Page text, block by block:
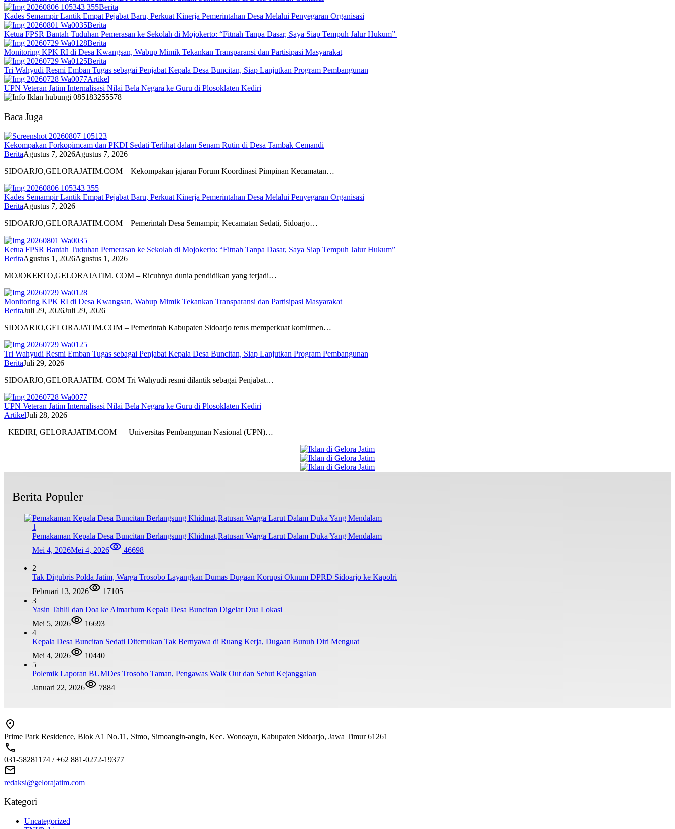
Berita
Kades Semampir Lantik Empat Pejabat Baru, Perkuat Kinerja Pemerintahan Desa Melalui Penyegaran Organisasi
Berita
Ketua FPSR Bantah Tuduhan Pemerasan ke Sekolah di Mojokerto: “Fitnah Tanpa Dasar, Saya Siap Tempuh Jalur Hukum”
Berita
Monitoring KPK RI di Desa Kwangsan, Wabup Mimik Tekankan Transparansi dan Partisipasi Masyarakat
Berita
Tri Wahyudi Resmi Emban Tugas sebagai Penjabat Kepala Desa Buncitan, Siap Lanjutkan Program Pembangunan
Artikel
UPN Veteran Jatim Internalisasi Nilai Bela Negara ke Guru di Plosoklaten Kediri
Baca Juga
Kekompakan Forkopimcam dan PKDI Sedati Terlihat dalam Senam Rutin di Desa Tambak Cemandi
BeritaAgustus 7, 2026Agustus 7, 2026
SIDOARJO,GELORAJATIM.COM – Kekompakan jajaran Forum Koordinasi Pimpinan Kecamatan…
Kades Semampir Lantik Empat Pejabat Baru, Perkuat Kinerja Pemerintahan Desa Melalui Penyegaran Organisasi
BeritaAgustus 7, 2026
SIDOARJO,GELORAJATIM.COM – Pemerintah Desa Semampir, Kecamatan Sedati, Sidoarjo…
Ketua FPSR Bantah Tuduhan Pemerasan ke Sekolah di Mojokerto: “Fitnah Tanpa Dasar, Saya Siap Tempuh Jalur Hukum”
BeritaAgustus 1, 2026Agustus 1, 2026
MOJOKERTO,GELORAJATIM. COM – Ricuhnya dunia pendidikan yang terjadi…
Monitoring KPK RI di Desa Kwangsan, Wabup Mimik Tekankan Transparansi dan Partisipasi Masyarakat
BeritaJuli 29, 2026Juli 29, 2026
SIDOARJO,GELORAJATIM.COM – Pemerintah Kabupaten Sidoarjo terus memperkuat komitmen…
Tri Wahyudi Resmi Emban Tugas sebagai Penjabat Kepala Desa Buncitan, Siap Lanjutkan Program Pembangunan
BeritaJuli 29, 2026
SIDOARJO,GELORAJATIM. COM Tri Wahyudi resmi dilantik sebagai Penjabat…
UPN Veteran Jatim Internalisasi Nilai Bela Negara ke Guru di Plosoklaten Kediri
ArtikelJuli 28, 2026
KEDIRI, GELORAJATIM.COM — Universitas Pembangunan Nasional (UPN)…
Berita Populer
1
Pemakaman Kepala Desa Buncitan Berlangsung Khidmat,Ratusan Warga Larut Dalam Duka Yang Mendalam
Mei 4, 2026Mei 4, 2026 46698
2
Tak Digubris Polda Jatim, Warga Trosobo Layangkan Dumas Dugaan Korupsi Oknum DPRD Sidoarjo ke Kapolri
Februari 13, 2026
17105
3
Yasin Tahlil dan Doa ke Almarhum Kepala Desa Buncitan Digelar Dua Lokasi
Mei 5, 2026
16693
4
Kepala Desa Buncitan Sedati Ditemukan Tak Bernyawa di Ruang Kerja, Dugaan Bunuh Diri Menguat
Mei 4, 2026
10440
5
Polemik Laporan BUMDes Trosobo Taman, Pengawas Walk Out dan Sebut Kejanggalan
Januari 22, 2026
7884
Prime Park Residence, Blok A1 No.11, Simo, Simoangin-angin, Kec. Wonoayu, Kabupaten Sidoarjo, Jawa Timur 61261
031-58281174 / +62 881-0272-19377
redaksi@gelorajatim.com
Kategori
Uncategorized